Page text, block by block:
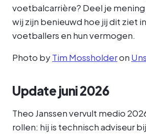
voetbalcarrière? Deel je
wij zijn benieuwd hoe jij dit ziet
voetballers en hun vermogen.
Photo byTim Mossholderon
Update juni 2026
Theo Janssen vervult medio
rollen: hij is technisch adviseur